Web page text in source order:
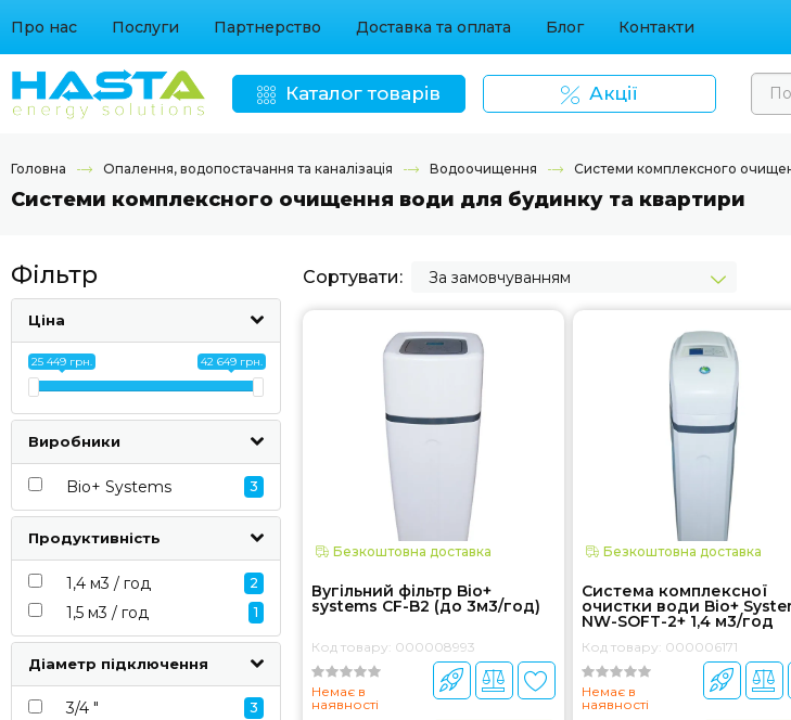
Про нас Послуги Партнерство Доставка та оплата Блог Контакти
Каталог товарів Акції
Головна Опалення, водопостачання та каналізація Водоочищення Системи комплексного
Системи комплексного очищення води для будинку та квартири
Фільтр
Ціна
25 449 грн. 42 649 грн.
Виробники
Bio+ Systems 3
Продуктивність
1,4 м3 / год 2
1,5 м3 / год 1
Діаметр підключення
3/4 " 3
Сортувати: За замовчуванням
Безкоштовна доставка
Вугільний фільтр Bіо+
systems CF-B2 (до 3м3/год)
Код товару: 000008993
Немає в
наявності
Безкоштовна доставка
Система комплексної
очистки води Bio+
NW-SOFT-2+ 1,4 м3/год
Код товару: 000006171
Немає в
наявності